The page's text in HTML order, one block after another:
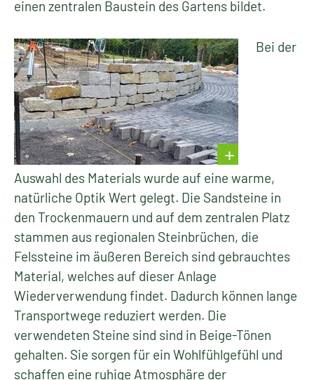
einen zentralen Baustein des Gartens bildet.
Bei der
Auswahl des Materials wurde auf eine warme,
natürliche Optik Wert gelegt. Die Sandsteine in
den Trockenmauern und auf dem zentralen Platz
stammen aus regionalen Steinbrüchen, die
Felssteine im äußeren Bereich sind gebrauchtes
Material, welches auf dieser Anlage
Wiederverwendung findet. Dadurch können lange
Transportwege reduziert werden. Die
verwendeten Steine sind sind in Beige-Tönen
gehalten. Sie sorgen für ein Wohlfühlgefühl und
schaffen eine ruhige Atmosphäre der